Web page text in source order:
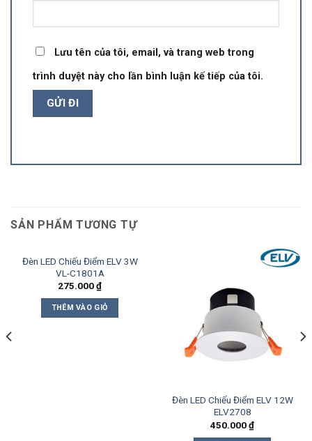
Lưu tên của tôi, email, và trang web trong
trình duyệt này cho lần bình luận kế tiếp của tôi.
SẢN PHẨM TƯƠNG TỰ
Đèn LED Chiếu Điểm ELV 3W
VL-C1801A
275.000₫
THÊM VÀO GIỎ
Đèn LED Chiếu Điểm ELV 12W
ELV2708
450.000₫